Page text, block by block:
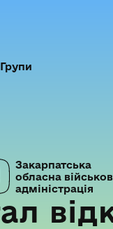
Групи
Закарпатська
обласна
адміністрація